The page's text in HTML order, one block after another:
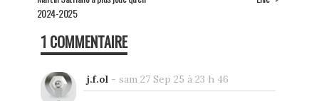
2024-2025
1 COMMENTAIRE
j.f.ol- sam 27 Sep 25 à 23 h 46